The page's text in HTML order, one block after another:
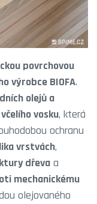
povrchovou
výrobce BIOFA.
olejů a
vosku, která
ochranu
vrstvách,
dřeva a
mechanickému
olejovaného